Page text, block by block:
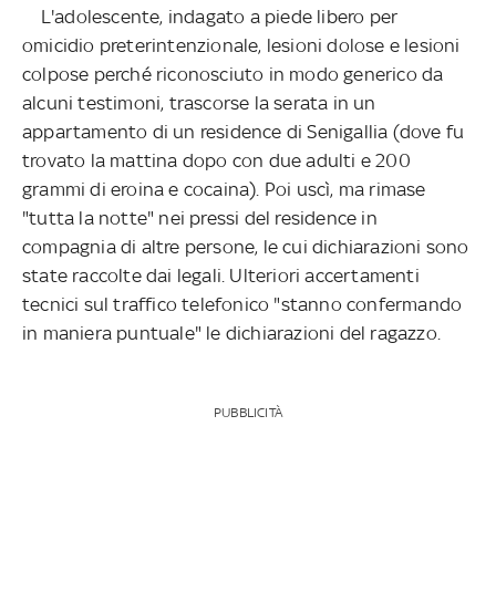
L'adolescente, indagato a piede libero per
omicidio preterintenzionale, lesioni dolose e lesioni
colpose perché riconosciuto in modo generico da
alcuni testimoni, trascorse la serata in un
appartamento di un residence di Senigallia (dove fu
trovato la mattina dopo con due adulti e 200
grammi di eroina e cocaina). Poi uscì, ma rimase
"tutta la notte" nei pressi del residence in
compagnia di altre persone, le cui dichiarazioni sono
state raccolte dai legali. Ulteriori accertamenti
tecnici sul traffico telefonico "stanno confermando
in maniera puntuale" le dichiarazioni del ragazzo.
PUBBLICITÀ